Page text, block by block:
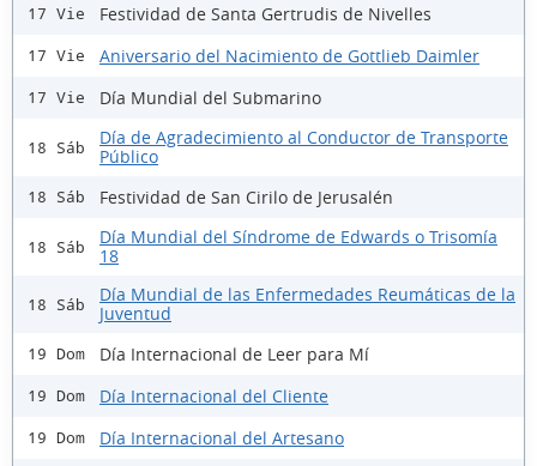
17 Vie Festividad de Santa Gertrudis de Nivelles
17 Vie Aniversario del Nacimiento de Gottlieb Daimler
17 Vie Día Mundial del Submarino
18 Sáb
Día de Agradecimiento al Conductor de Transporte
Público
18 Sáb Festividad de San Cirilo de Jerusalén
18 Sáb
Día Mundial del Síndrome de Edwards o Trisomía
18
18 Sáb
Día Mundial de las Enfermedades Reumáticas de la
Juventud
19 Dom Día Internacional de Leer para Mí
19 Dom Día Internacional del Cliente
19 Dom Día Internacional del Artesano